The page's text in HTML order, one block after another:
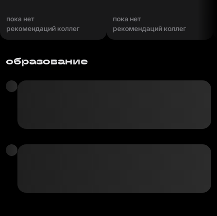
пока нет
рекомендаций коллег
пока нет
рекомендаций коллег
образование